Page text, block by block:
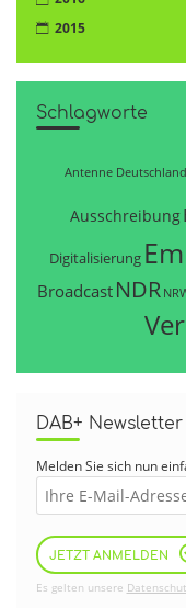
2015
Schlagworte
Antenne Deutschland
Ausschreibung
Digitalisierung
Broadcast NDR
DAB+ Newsletter
Melden Sie sich nun
JETZT ANMELDEN
Es gelten unsere